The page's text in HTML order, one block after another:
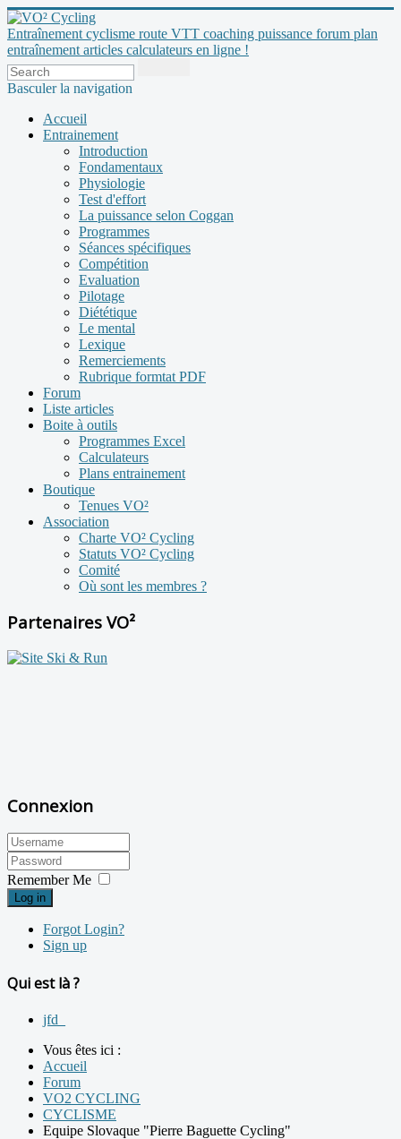
Entraînement cyclisme route VTT coaching puissance forum plan
entraînement articles calculateurs en ligne !
Basculer la navigation
Accueil
Entrainement
Introduction
Fondamentaux
Physiologie
Test d'effort
La puissance selon Coggan
Programmes
Séances spécifiques
Compétition
Evaluation
Pilotage
Diététique
Le mental
Lexique
Remerciements
Rubrique formtat PDF
Forum
Liste articles
Boite à outils
Programmes Excel
Calculateurs
Plans entrainement
Boutique
Tenues VO²
Association
Charte VO² Cycling
Statuts VO² Cycling
Comité
Où sont les membres ?
Partenaires VO²
Connexion
Remember Me
Log in
Forgot Login?
Sign up
Qui est là ?
jfd_
Vous êtes ici :
Accueil
Forum
VO2 CYCLING
CYCLISME
Equipe Slovaque "Pierre Baguette Cycling"